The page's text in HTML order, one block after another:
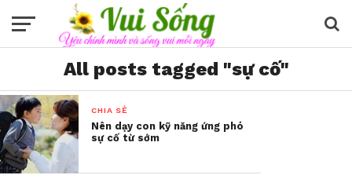
All posts tagged "sự cố"
CHIA SẺ
Nên dạy con kỹ năng ứng phó
sự cố từ sớm